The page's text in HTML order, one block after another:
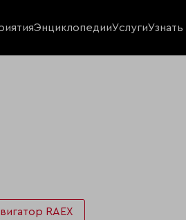
ЭнциклопедииУслуги
RAEX